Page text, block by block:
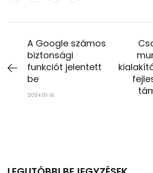
A Google számos
biztonsági
funkciót jelentett
be
2024.05.16.